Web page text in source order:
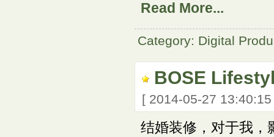
Read More...
Category: Digital
BOSE
[ 2014-05-27
结婚装修，对于我，